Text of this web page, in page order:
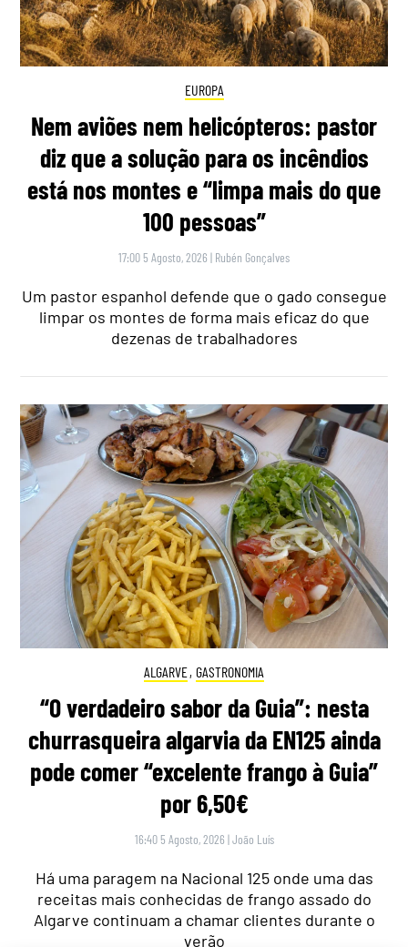
EUROPA
Nem aviões nem helicópteros: pastor
diz que a solução para os incêndios
está nos montes e “limpa mais do que
100 pessoas”
17:00 5 Agosto, 2026 | Rubén Gonçalves
Um pastor espanhol defende que o gado consegue
limpar os montes de forma mais eficaz do que
dezenas de trabalhadores
ALGARVE, GASTRONOMIA
“O verdadeiro sabor da Guia”: nesta
churrasqueira algarvia da EN125 ainda
pode comer “excelente frango à Guia”
por 6,50€
16:40 5 Agosto, 2026 |João Luís
Há uma paragem na Nacional 125 onde uma das
receitas mais conhecidas de frango assado do
Algarve continuam a chamar clientes durante o
verão